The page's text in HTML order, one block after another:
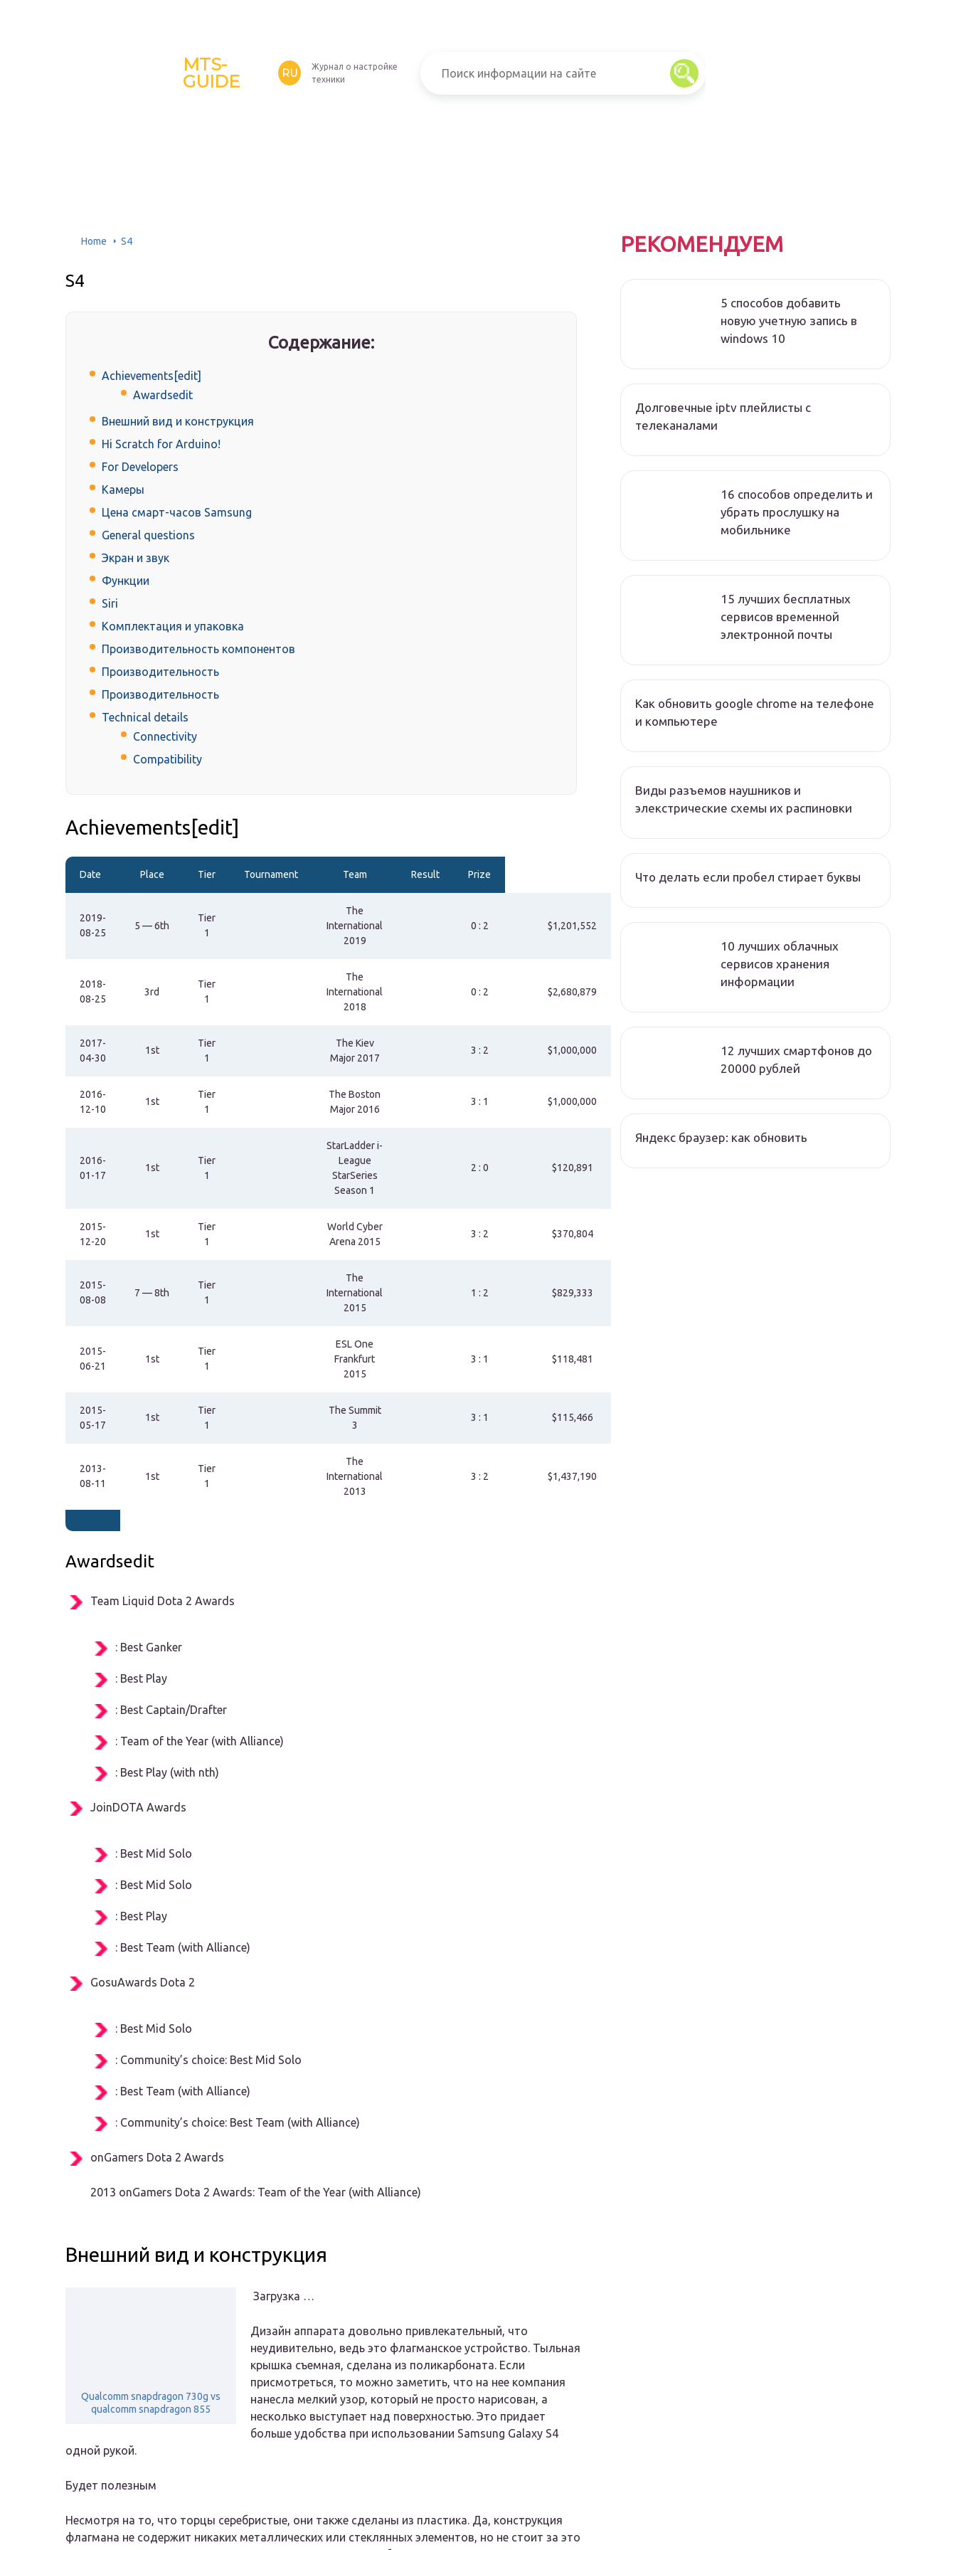
MTS-
GUIDE
RU
Журнал о настройке
техники
Home S4
S4
Содержание:
Achievements[edit]
Awardsedit
Внешний вид и конструкция
Hi Scratch for Arduino!
For Developers
Камеры
Цена смарт-часов Samsung
General questions
Экран и звук
Функции
Siri
Комплектация и упаковка
Производительность компонентов
Производительность
Производительность
Technical details
Connectivity
Compatibility
Achievements[edit]
Date Place Tier Tournament Team Result Prize
2019-
08-25
5 — 6th
Tier
1
The
International
2019
0 : 2 $1,201,552
2018-
08-25
3rd
Tier
1
The
International
2018
0 : 2 $2,680,879
2017-
04-30
1st
Tier
1
The Kiev
Major 2017
3 : 2 $1,000,000
2016-
12-10
1st
Tier
1
The Boston
Major 2016
3 : 1 $1,000,000
2016-
01-17
1st
Tier
1
StarLadder i-
League
StarSeries
Season 1
2 : 0 $120,891
2015-
12-20
1st
Tier
1
World Cyber
Arena 2015
3 : 2 $370,804
2015-
08-08
7 — 8th
Tier
1
The
International
2015
1 : 2 $829,333
2015-
06-21
1st
Tier
1
ESL One
Frankfurt
2015
3 : 1 $118,481
2015-
05-17
1st
Tier
1
The Summit
3
3 : 1 $115,466
2013-
08-11
1st
Tier
1
The
International
2013
3 : 2 $1,437,190
Awardsedit
Team Liquid Dota 2 Awards
: Best Ganker
: Best Play
: Best Captain/Drafter
: Team of the Year (with Alliance)
: Best Play (with nth)
JoinDOTA Awards
: Best Mid Solo
: Best Mid Solo
: Best Play
: Best Team (with Alliance)
GosuAwards Dota 2
: Best Mid Solo
: Community’s choice: Best Mid Solo
: Best Team (with Alliance)
: Community’s choice: Best Team (with Alliance)
onGamers Dota 2 Awards
2013 onGamers Dota 2 Awards: Team of the Year (with Alliance)
Внешний вид и конструкция
Qualcomm snapdragon 730g vs
qualcomm snapdragon 855
Загрузка …
Дизайн аппарата довольно привлекательный, что
неудивительно, ведь это флагманское устройство. Тыльная
крышка съемная, сделана из поликарбоната. Если
присмотреться, то можно заметить, что на нее компания
нанесла мелкий узор, который не просто нарисован, а
несколько выступает над поверхностью. Это придает
больше удобства при использовании Samsung Galaxy S4
одной рукой.
Будет полезным
Несмотря на то, что торцы серебристые, они также сделаны из пластика. Да, конструкция
флагмана не содержит никаких металлических или стеклянных элементов, но не стоит за это
РЕКОМЕНДУЕМ
5 способов добавить
новую учетную запись в
windows 10
Долговечные iptv плейлисты с
телеканалами
16 способов определить и
убрать прослушку на
мобильнике
15 лучших бесплатных
сервисов временной
электронной почты
Как обновить google chrome на телефоне
и компьютере
Виды разъемов наушников и
элекстрические схемы их распиновки
Что делать если пробел стирает буквы
10 лучших облачных
сервисов хранения
информации
12 лучших смартфонов до
20000 рублей
Яндекс браузер: как обновить